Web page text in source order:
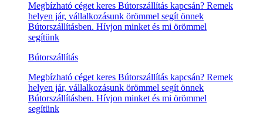
Megbízható céget keres Bútorszállítás kapcsán? Remek
helyen jár, vállalkozásunk örömmel segít önnek
Bútorszállításben. Hívjon minket és mi örömmel
segítünk
Bútorszállítás
Megbízható céget keres Bútorszállítás kapcsán? Remek
helyen jár, vállalkozásunk örömmel segít önnek
Bútorszállításben. Hívjon minket és mi örömmel
segítünk